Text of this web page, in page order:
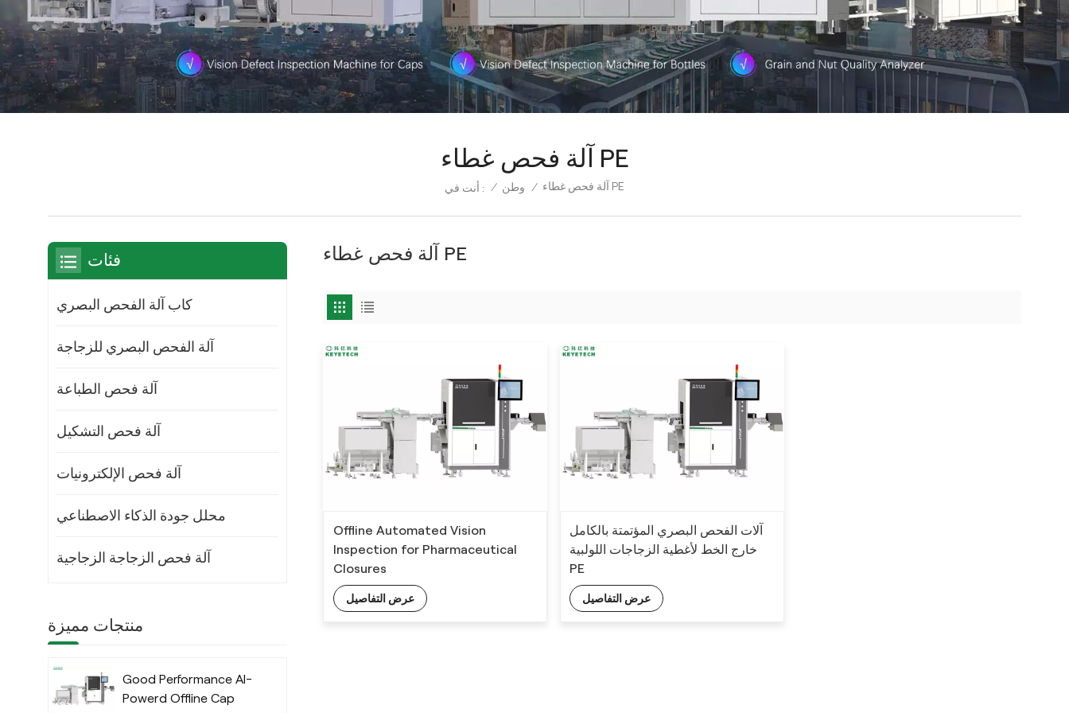
آلة فحص غطاء PE
أنت في : / وطن / آلة فحص غطاء PE
آلة فحص غطاء PE
Offline Automated Vision
Inspection for Pharmaceutical
Closures
عرض التفاصيل
آلات الفحص البصري المؤتمتة بالكامل
خارج الخط لأغطية الزجاجات اللولبية
PE
عرض التفاصيل
فئات
كاب آلة الفحص البصري
آلة الفحص البصري للزجاجة
آلة فحص الطباعة
آلة فحص التشكيل
آلة فحص الإلكترونيات
محلل جودة الذكاء الاصطناعي
آلة فحص الزجاجة الزجاجية
منتجات مميزة
Good Performance AI-
Powerd Offline Cap